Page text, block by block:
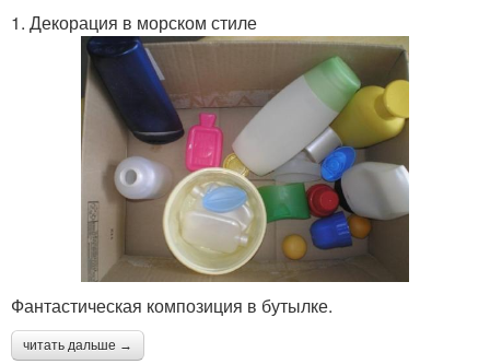
1. Декорация в морском стиле
Фантастическая композиция в бутылке.
читать дальше →